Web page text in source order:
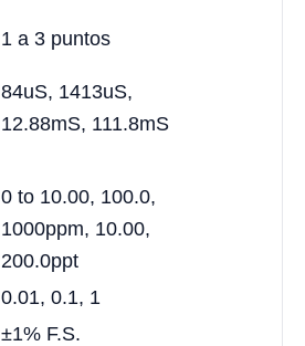
1 a 3 puntos
84uS, 1413uS,
12.88mS, 111.8mS
0 to 10.00, 100.0,
1000ppm, 10.00,
200.0ppt
0.01, 0.1, 1
±1% F.S.